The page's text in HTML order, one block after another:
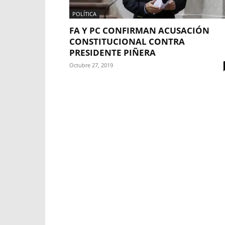
POLÍTICA
FA Y PC CONFIRMAN ACUSACIÓN
CONSTITUCIONAL CONTRA
PRESIDENTE PIÑERA
Octubre 27, 2019